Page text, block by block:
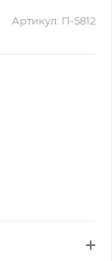
Артикул: П-5812